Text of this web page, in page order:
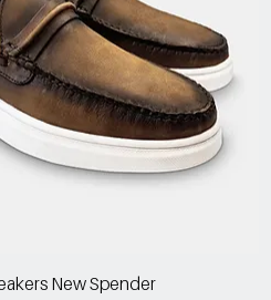
New Spender